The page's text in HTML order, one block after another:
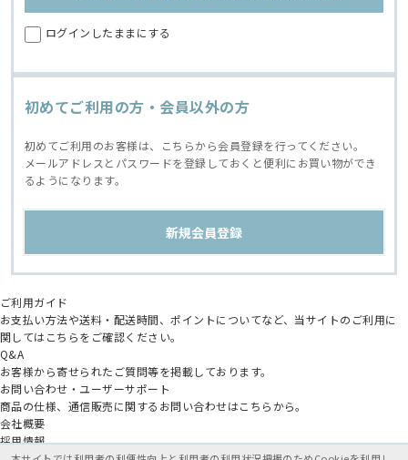
ログインしたままにする
初めてご利用の方・会員以外の方
初めてご利用のお客様は、こちらから会員登録を行ってください。
メールアドレスとパスワードを登録しておくと便利にお買い物ができ
るようになります。
ご利用ガイド
お支払い方法や送料・配送時間、ポイントについてなど、当サイトのご利用に
関してはこちらをご確認ください。
Q&A
お客様から寄せられたご質問等を掲載しております。
お問い合わせ・ユーザーサポート
商品の仕様、通信販売に関するお問い合わせはこちらから。
会社概要
採用情報